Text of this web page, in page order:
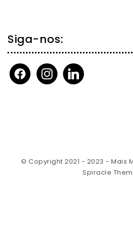
Siga-nos:
facebookinstagramlinkedin
© Copyright 2021 - 2023 - Mais
Spiracle